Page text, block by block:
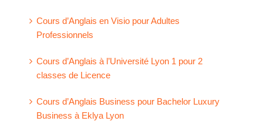
Cours d’Anglais en Visio pour Adultes
Professionnels
Cours d’Anglais à l’Université Lyon 1 pour 2
classes de Licence
Cours d’Anglais Business pour Bachelor Luxury
Business à Eklya Lyon